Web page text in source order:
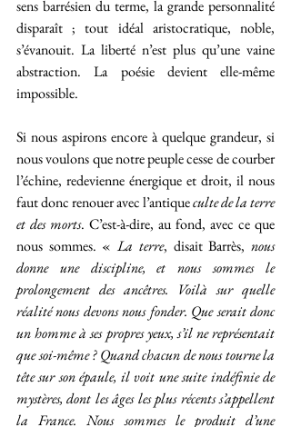
sens barrésien du terme, la grande personnalité
disparaît ; tout idéal aristocratique, noble,
s’évanouit. La liberté n’est plus qu’une vaine
abstraction. La poésie devient elle-même
impossible.
Si nous aspirons encore à quelque grandeur, si
nous voulons que notre peuple cesse de courber
l’échine, redevienne énergique et droit, il nous
faut donc renouer avec l’antique culte de la terre
et des morts. C’est-à-dire, au fond, avec ce que
nous sommes. « La terre, disait Barrès, nous
donne une discipline, et nous sommes le
prolongement des ancêtres. Voilà sur quelle
réalité nous devons nous fonder. Que serait donc
un homme à ses propres yeux, s’il ne représentait
que soi-même ? Quand chacun de nous tourne la
tête sur son épaule, il voit une suite indéfinie de
mystères, dont les âges les plus récents s’appellent
la France. Nous sommes le produit d’une